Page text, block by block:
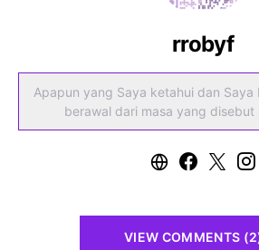
rrobyf
Apapun yang Saya ketahui dan Saya
berawal dari masa yang disebut
VIEW COMMENTS